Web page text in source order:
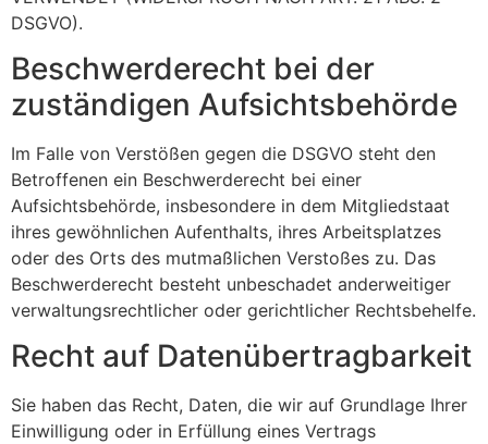
DSGVO).
Beschwerde­recht bei der
zuständigen Aufsichts­behörde
Im Falle von Verstößen gegen die DSGVO steht den
Betroffenen ein Beschwerderecht bei einer
Aufsichtsbehörde, insbesondere in dem Mitgliedstaat
ihres gewöhnlichen Aufenthalts, ihres Arbeitsplatzes
oder des Orts des mutmaßlichen Verstoßes zu. Das
Beschwerderecht besteht unbeschadet anderweitiger
verwaltungsrechtlicher oder gerichtlicher Rechtsbehelfe.
Recht auf Daten­übertrag­barkeit
Sie haben das Recht, Daten, die wir auf Grundlage Ihrer
Einwilligung oder in Erfüllung eines Vertrags